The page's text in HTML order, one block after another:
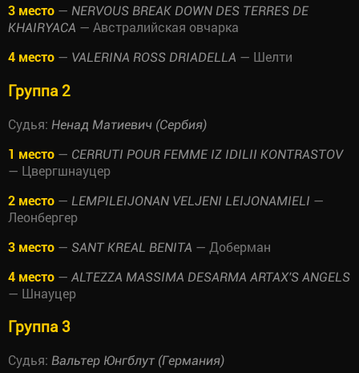
3 место — NERVOUS BREAK DOWN DES TERRES DE
KHAIRYACA — Австралийская овчарка
4 место — VALERINA ROSS DRIADELLA — Шелти
Группа 2
Судья: Ненад Матиевич (Сербия)
1 место — CERRUTI POUR FEMME IZ IDILII KONTRASTOV
— Цвергшнауцер
2 место — LEMPILEIJONAN VELJENI LEIJONAMIELI —
Леонбергер
3 место — SANT KREAL BENITA — Доберман
4 место — ALTEZZA MASSIMA DESARMA ARTAX'S ANGELS
— Шнауцер
Группа 3
Судья: Вальтер Юнгблут (Германия)